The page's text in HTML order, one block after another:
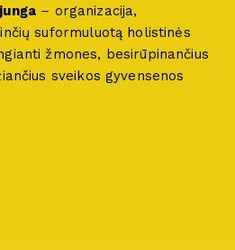
– organizacija,
suformuluotą holistinės
žmones, besirūpinančius
sveikos gyvensenos